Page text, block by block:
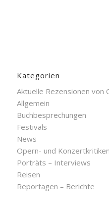
Kategorien
Aktuelle Rezensionen von
Allgemein
Buchbesprechungen
Festivals
News
Opern- und Konzertkritiken
Porträts – Interviews
Reisen
Reportagen – Berichte